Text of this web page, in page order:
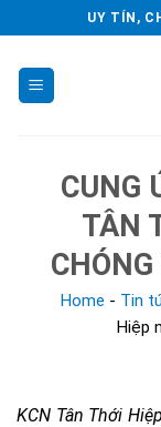
to
content
UY TÍN,
CUNG
TÂN
Home - Tin
Hiệp
KCN Tân Thới